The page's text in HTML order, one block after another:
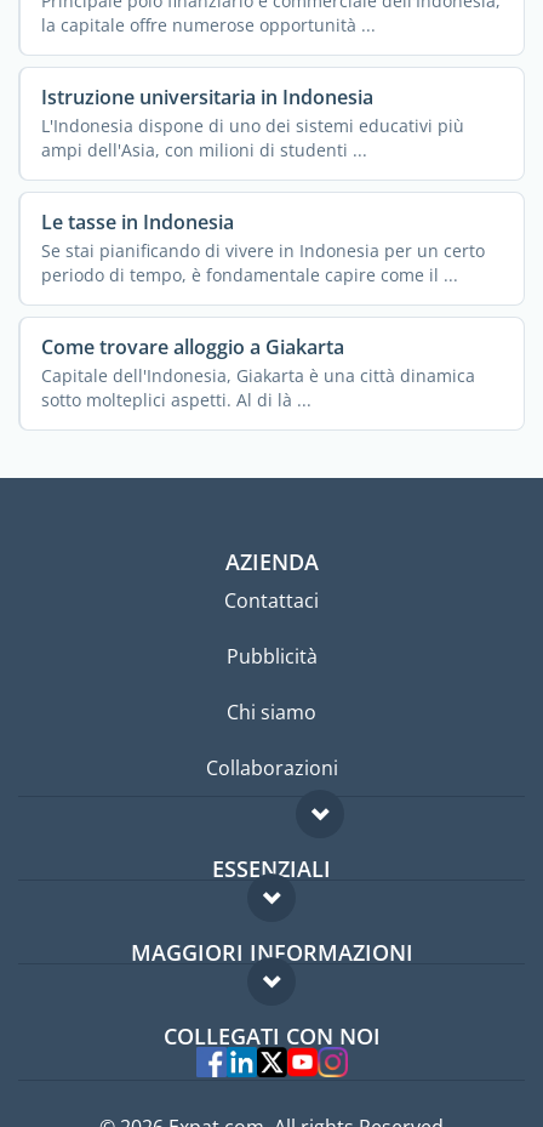
la capitale offre numerose opportunità ...
Istruzione universitaria in Indonesia
L'Indonesia dispone di uno dei sistemi educativi più
ampi dell'Asia, con milioni di studenti ...
Le tasse in Indonesia
Se stai pianificando di vivere in Indonesia per un certo
periodo di tempo, è fondamentale capire come il ...
Come trovare alloggio a Giakarta
Capitale dell'Indonesia, Giakarta è una città dinamica
sotto molteplici aspetti. Al di là ...
AZIENDA
Contattaci
Pubblicità
Chi siamo
Collaborazioni
ESSENZIALI
Forum per expat
Guida per expat
MAGGIORI INFORMAZIONI
Domande frequenti
Esperti
COLLEGATI CON NOI